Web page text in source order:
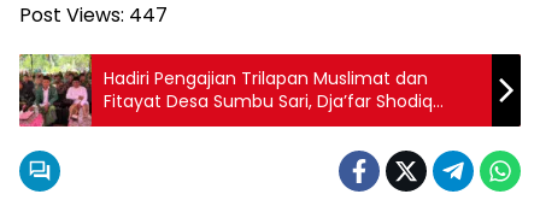
Post Views: 447
Hadiri Pengajian Trilapan Muslimat dan
Fitayat Desa Sumbu Sari, Dja’far Shodiq
Disambut Antusias Para Jamaah